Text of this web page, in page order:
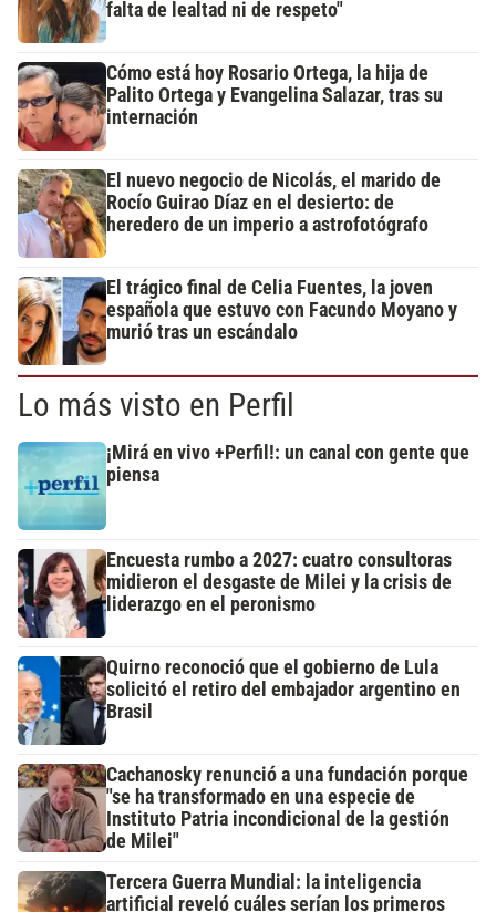
falta de lealtad ni de respeto"
Cómo está hoy Rosario Ortega, la hija de
Palito Ortega y Evangelina Salazar, tras su
internación
El nuevo negocio de Nicolás, el marido de
Rocío Guirao Díaz en el desierto: de
heredero de un imperio a astrofotógrafo
El trágico final de Celia Fuentes, la joven
española que estuvo con Facundo Moyano y
murió tras un escándalo
Lo más visto en Perfil
¡Mirá en vivo +Perfil!: un canal con gente que
piensa
Encuesta rumbo a 2027: cuatro consultoras
midieron el desgaste de Milei y la crisis de
liderazgo en el peronismo
Quirno reconoció que el gobierno de Lula
solicitó el retiro del embajador argentino en
Brasil
Cachanosky renunció a una fundación porque
"se ha transformado en una especie de
Instituto Patria incondicional de la gestión
de Milei"
Tercera Guerra Mundial: la inteligencia
artificial reveló cuáles serían los primeros